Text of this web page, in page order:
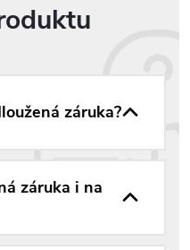
záruka?
záruka i na